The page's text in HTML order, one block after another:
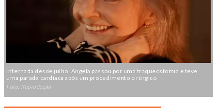
Internada desde julho, Angela passou por uma traqueostomia e teve
uma parada cardíaca após um procedimento cirúrgico
Foto: Reprodução